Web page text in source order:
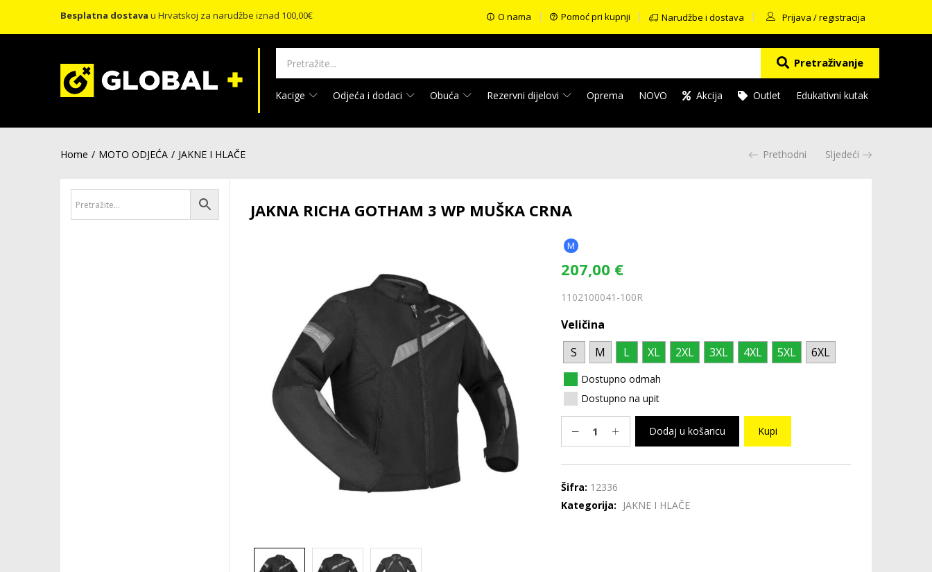
Besplatna dostava u Hrvatskoj za narudžbe iznad 100,00€ O nama Pomoć pri kupnji Narudžbe i dostava Prijava / registracija
Pretraživanje
Kacige Odjeća i dodaci Obuća Rezervni dijelovi Oprema NOVO Akcija Outlet Edukativni kutak
Home MOTO ODJEĆA JAKNE I HLAČE Prethodni Sljedeći
JAKNA RICHA GOTHAM 3 WP MUŠKA CRNA
M
207,00 €
1102100041-100R
Veličina
S
M L XL 2XL 3XL 4XL 5XL 6XL
Dostupno odmah
Dostupno na upit
Dodaj u košaricu Kupi
Šifra: 12336
Kategorija:
JAKNE I HLAČE